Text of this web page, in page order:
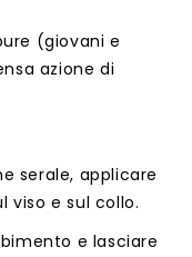
(giovani e
azione di
serale, applicare
viso e sul collo.
e lasciare